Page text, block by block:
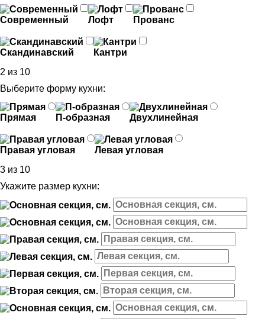
Современный Лофт Прованс
Скандинавский
Кантри
2 из 10
Выберите форму кухни:
Прямая П-образная Двухлинейная
Правая угловая
Левая угловая
3 из 10
Укажите размер кухни: